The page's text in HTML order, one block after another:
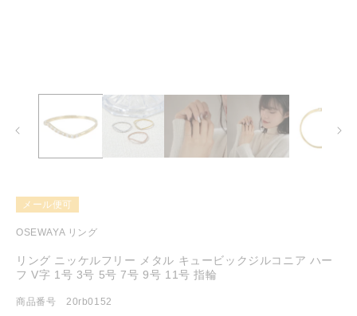
メール便可
OSEWAYA リング
リング ニッケルフリー メタル キュービックジルコニア ハー
フ V字 1号 3号 5号 7号 9号 11号 指輪
商品番号 20rb0152